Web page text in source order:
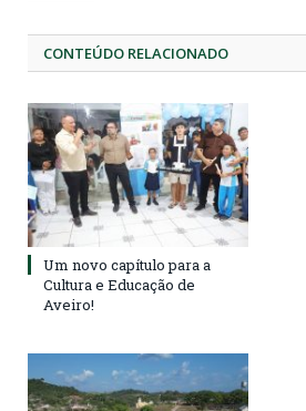
CONTEÚDO RELACIONADO
Um novo capítulo para a
Cultura e Educação de
Aveiro!